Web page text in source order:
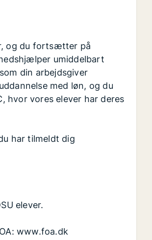
og du fortsætter på
umiddelbart
din arbejdsgiver
med løn, og du
hvor vores elever har deres
har tilmeldt dig
elever.
www.foa.dk